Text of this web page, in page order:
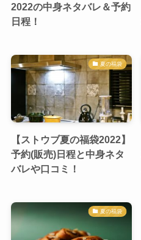
2022の中身ネタバレ＆予約
日程！
夏の福袋
【ストウブ夏の福袋2022】
予約(販売)日程と中身ネタ
バレや口コミ！
夏の福袋